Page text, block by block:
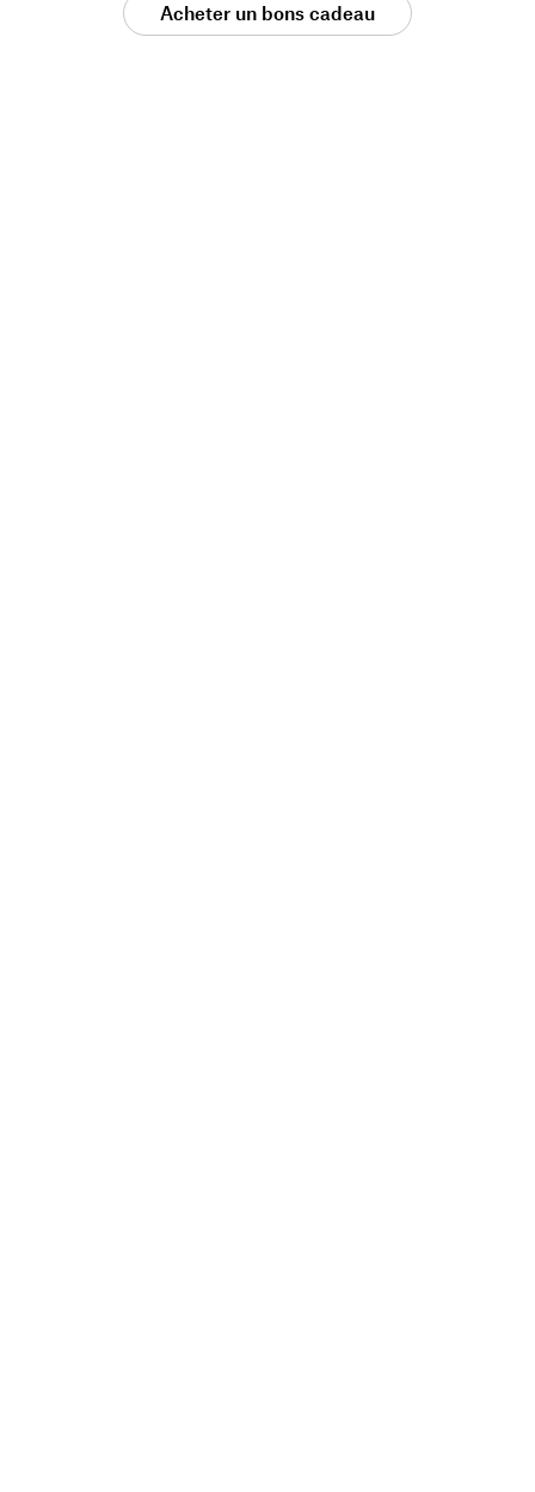
Acheter un bons cadeau